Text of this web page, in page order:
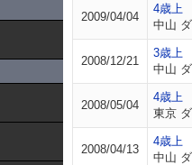
2009/04/04
4歳上
中山
2008/12/21
3歳上
中山
2008/05/04
4歳上
東京
2008/04/13
4歳上
中山